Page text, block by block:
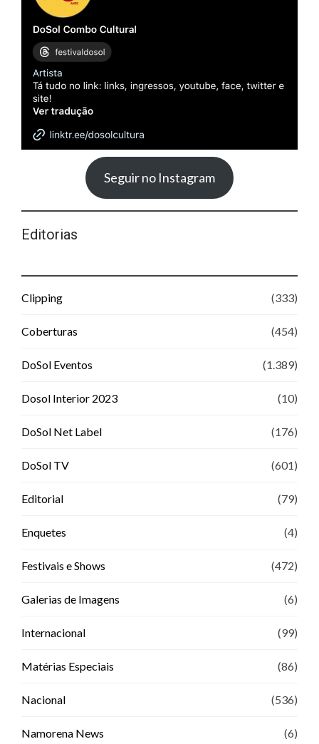
Seguir no Instagram
Editorias
Clipping (333)
Coberturas (454)
DoSol Eventos (1.389)
Dosol Interior 2023 (10)
DoSol Net Label (176)
DoSol TV (601)
Editorial (79)
Enquetes (4)
Festivais e Shows (472)
Galerias de Imagens (6)
Internacional (99)
Matérias Especiais (86)
Nacional (536)
Namorena News (6)